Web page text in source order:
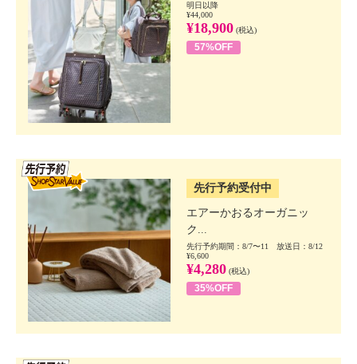
明日以降
¥44,000
¥18,900 (税込)
57%OFF
先行予約受付中
エアーかおるオーガニッ
ク...
先行予約期間：8/7〜11 放送日：8/12
¥6,600
¥4,280 (税込)
35%OFF